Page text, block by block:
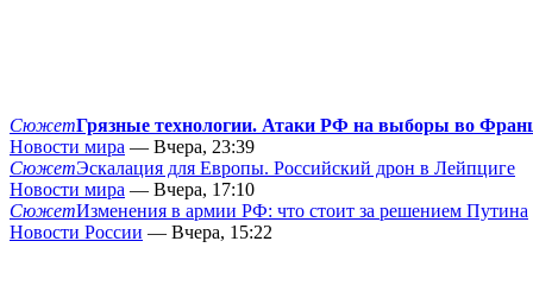
СюжетГрязные технологии. Атаки РФ на выборы во
Новости мира — Вчера, 23:39
СюжетЭскалация для Европы. Российский дрон в Лейпциге
Новости мира — Вчера, 17:10
СюжетИзменения в армии РФ: что стоит за решением Путина
Новости России — Вчера, 15:22